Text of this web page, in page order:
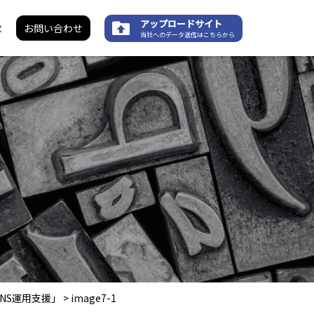
お問い合わせ アップロードサイト
当社へのデータ送信はこちらから
運用支援」 > image7-1